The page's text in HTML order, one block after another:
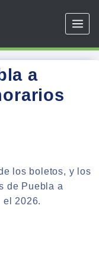
a
los boletos, y los
de Puebla a
el 2026.